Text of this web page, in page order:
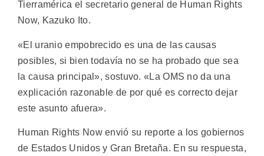
Tierramérica el secretario general de Human Rights
Now, Kazuko Ito.
«El uranio empobrecido es una de las causas
posibles, si bien todavía no se ha probado que sea
la causa principal», sostuvo. «La OMS no da una
explicación razonable de por qué es correcto dejar
este asunto afuera».
Human Rights Now envió su reporte a los gobiernos
de Estados Unidos y Gran Bretaña. En su respuesta,